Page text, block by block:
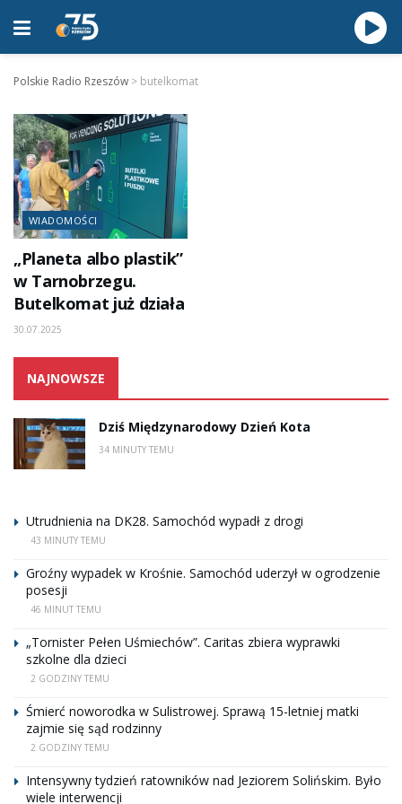
Polskie Radio Rzeszów > butelkomat
WIADOMOŚCI
„Planeta albo plastik”
w Tarnobrzegu.
Butelkomat już działa
30.07.2025
NAJNOWSZE
Dziś Międzynarodowy Dzień Kota
34 MINUTY TEMU
Utrudnienia na DK28. Samochód wypadł z drogi
43 MINUTY TEMU
Groźny wypadek w Krośnie. Samochód uderzył w ogrodzenie
posesji
46 MINUT TEMU
„Tornister Pełen Uśmiechów”. Caritas zbiera wyprawki
szkolne dla dzieci
2 GODZINY TEMU
Śmierć noworodka w Sulistrowej. Sprawą 15-letniej matki
zajmie się sąd rodzinny
2 GODZINY TEMU
Intensywny tydzień ratowników nad Jeziorem Solińskim. Było
wiele interwencji